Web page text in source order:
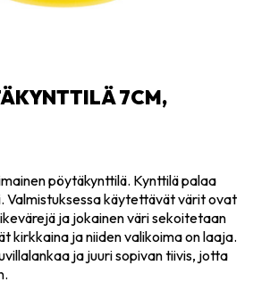
7CM,
pöytäkynttilä. Kynttilä palaa
Valmistuksessa käytettävät värit ovat
ja jokainen väri sekoitetaan
kirkkaina ja niiden valikoima on laaja.
ja juuri sopivan tiivis, jotta